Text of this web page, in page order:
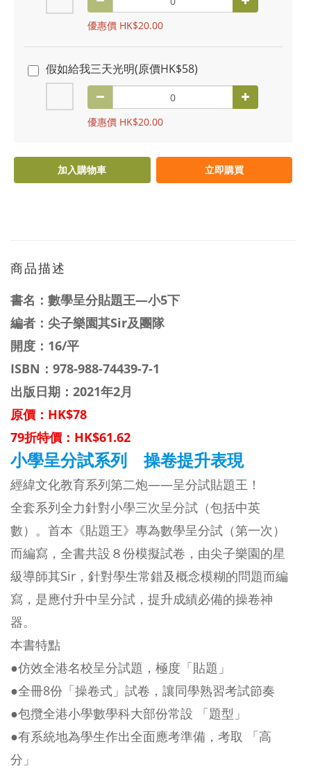
優惠價 HK$20.00
假如給我三天光明(原價HK$58)
優惠價 HK$20.00
加入購物車 立即購買
商品描述
書名： 數學呈分貼題王—小5下
編者： 尖子樂園其Sir及團隊
開度：16/平
ISBN： 978-988-74439-7-1
出版日期：2021年2月
原價：HK$78
79折特價：HK$61.62
小學呈分試系列 操卷提升表現
經緯文化教育系列第二炮——呈分試貼題王！
全套系列全力針對小學三次呈分試（包括中英
數）。 首本《貼題王》專為數學呈分試（第一次）
而編寫， 全書共設８份模擬試卷，由尖子樂園的星
級導師其Sir，針對學生常錯及概念模糊的問題而編
寫，是應付升中呈分試，提升成績必備的操卷神
器。
本書特點
●仿效全港名校呈分試題，極度「貼題」
●全冊8份「操卷式」試卷，讓同學熟習考試節奏
●包攬全港小學數學科大部份常設 「題型」
●有系統地為學生作出全面應考準備，考取 「高
分」